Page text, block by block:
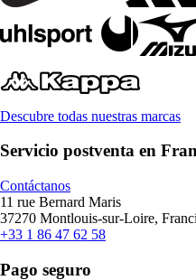
Descubre todas nuestras marcas
Servicio postventa en
Contáctanos
11 rue Bernard Maris
37270 Montlouis-sur-Loire,
+33 1 86 47 62 58
Pago seguro